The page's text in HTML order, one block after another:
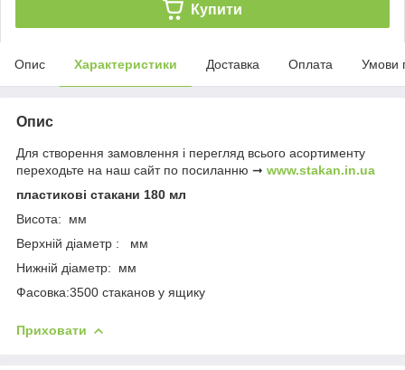
Купити
Опис Характеристики Доставка Оплата Умови
Опис
Для створення замовлення і перегляд всього асортименту
переходьте на наш сайт по посиланню ➞ www.stakan.in.ua
пластикові стакани 180 мл
Висота: мм
Верхній діаметр : мм
Нижній діаметр: мм
Фасовка:3500 стаканов у ящику
Приховати